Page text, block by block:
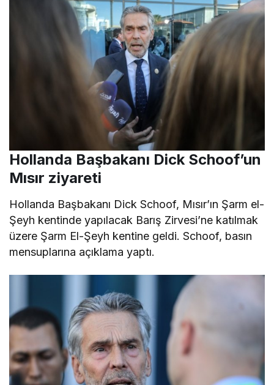
Hollanda Başbakanı Dick Schoof’un
Mısır ziyareti
Hollanda Başbakanı Dick Schoof, Mısır’ın Şarm el-
Şeyh kentinde yapılacak Barış Zirvesi’ne katılmak
üzere Şarm El-Şeyh kentine geldi. Schoof, basın
mensuplarına açıklama yaptı.